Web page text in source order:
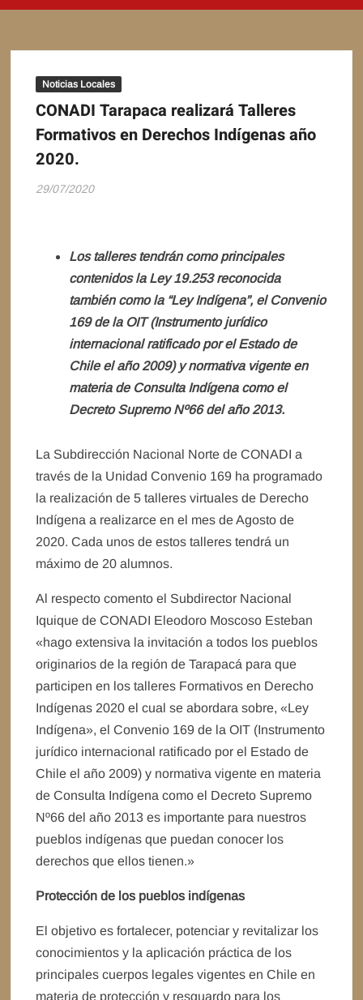
Noticias Locales
CONADI Tarapaca realizará Talleres
Formativos en Derechos Indígenas año
2020.
29/07/2020
Los talleres tendrán como principales
contenidos la Ley 19.253 reconocida
también como la “Ley Indígena”, el Convenio
169 de la OIT (Instrumento jurídico
internacional ratificado por el Estado de
Chile el año 2009) y normativa vigente en
materia de Consulta Indígena como el
Decreto Supremo Nº66 del año 2013.
La Subdirección Nacional Norte de CONADI a
través de la Unidad Convenio 169 ha programado
la realización de 5 talleres virtuales de Derecho
Indígena a realizarce en el mes de Agosto de
2020. Cada unos de estos talleres tendrá un
máximo de 20 alumnos.
Al respecto comento el Subdirector Nacional
Iquique de CONADI Eleodoro Moscoso Esteban
«hago extensiva la invitación a todos los pueblos
originarios de la región de Tarapacá para que
participen en los talleres Formativos en Derecho
Indígenas 2020 el cual se abordara sobre, «Ley
Indígena», el Convenio 169 de la OIT (Instrumento
jurídico internacional ratificado por el Estado de
Chile el año 2009) y normativa vigente en materia
de Consulta Indígena como el Decreto Supremo
Nº66 del año 2013 es importante para nuestros
pueblos indígenas que puedan conocer los
derechos que ellos tienen.»
Protección de los pueblos indígenas
El objetivo es fortalecer, potenciar y revitalizar los
conocimientos y la aplicación práctica de los
principales cuerpos legales vigentes en Chile en
materia de protección y resguardo para los